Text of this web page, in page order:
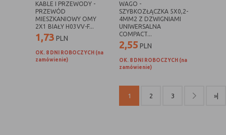
KABLE I PRZEWODY -
PRZEWÓD
MIESZKANIOWY OMY
2X1 BIAŁY H03VV-F...
1,73 PLN
OK. 8 DNI ROBOCZYCH (na
zamówienie)
WAGO -
SZYBKOZŁĄCZKA 5X0,2-
4MM2 Z DZWIGNIAMI
UNIWERSALNA
COMPACT...
2,55 PLN
OK. 8 DNI ROBOCZYCH (na
zamówienie)
1 2 3 »|